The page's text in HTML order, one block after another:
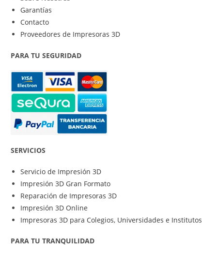
Garantías
Contacto
Proveedores de Impresoras 3D
PARA TU SEGURIDAD
SERVICIOS
Servicio de Impresión 3D
Impresión 3D Gran Formato
Reparación de Impresoras 3D
Impresión 3D Online
Impresoras 3D para Colegios, Universidades e Institutos
PARA TU TRANQUILIDAD